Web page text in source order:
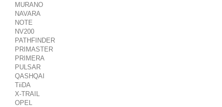
MURANO
NAVARA
NOTE
NV200
PATHFINDER
PRIMASTER
PRIMERA
PULSAR
QASHQAI
TiiDA
X-TRAIL
OPEL